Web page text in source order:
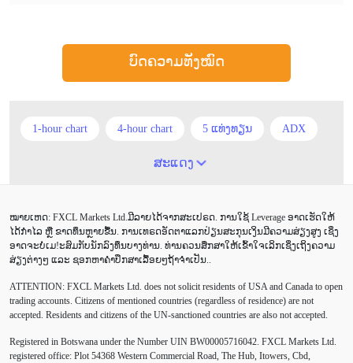
ບົດຄວາມທັງໝົດ
1-hour chart 4-hour chart 5 ແທ່ງທຽນ ADX
Alexander Elder
Buy Stop CAD CHF COVID-19 CPI
Canadian dollar Charles Dow
Chinese Yuan Correlation Matrix D1 DailyFX
Default mode network Doji EA EA ເຊີງລຸກ
ECB ECN EMA EUR EUR/AUD
ສະແດງ
ໝາຍເຫດ: FXCL Markets Ltd.ມີລາຍໄດ້ຈາກສະເປຣດ. ການໃຊ້ Leverage ອາດເຮັດໃຫ້
ໄດ້ກຳໄລ ຫຼື ຂາດທຶນຫຼາຍຂື້ນ. ການເທຣດອັດຕາແລກປ່ຽນສະກຸນເງິນມີຄວາມສ່ຽງສູງ ເຊິ່ງ
ອາດຈະບໍ່ເມ!ະສົມກັບນັກລົງທຶນບາງທ່ານ. ທ່ານຄວນສຶກສາໃຫ້ເຂົ້າໃຈເລິກເຊິ່ງເຖິງຄວາມ
ສ່ຽງຕ່າງໆ ແລະ ຊອກຫາຄຳປຶກສາເລື້ອຍໆຖ້າຈຳເປັນ..
ATTENTION: FXCL Markets Ltd. does not solicit residents of USA and Canada to open
trading accounts. Citizens of mentioned countries (regardless of residence) are not
accepted. Residents and citizens of the UN-sanctioned countries are also not accepted.
Registered in Botswana under the Number UIN BW00005716042. FXCL Markets Ltd.
registered office: Plot 54368 Western Commercial Road, The Hub, Itowers, Cbd,